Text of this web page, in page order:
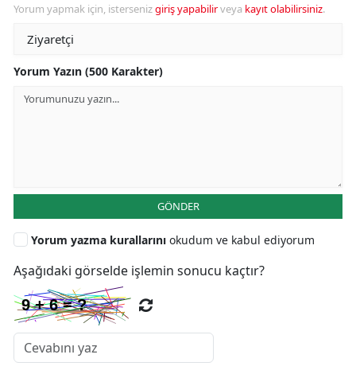
Yorum yapmak için, istersenizgiriş yapabilirveya kayıt olabilirsiniz.
Yorum Yazın (500 Karakter)
GÖNDER
Yorum yazma kurallarını okudum ve kabul ediyorum
Aşağıdaki görselde işlemin sonucu kaçtır?